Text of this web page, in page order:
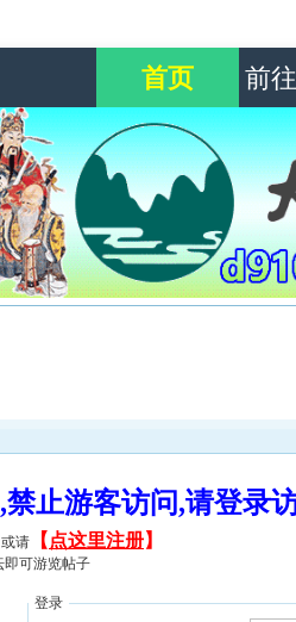
首页 前
,禁止游客访问,请登
请 【 点这里注册】
即可游览帖子
登录